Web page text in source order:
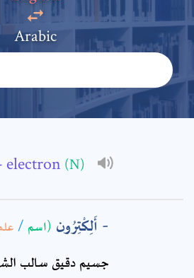
Arabic
electron (N)
أَلِكْتِرُون (اسم /
جسيم دقيق سالب
a comment